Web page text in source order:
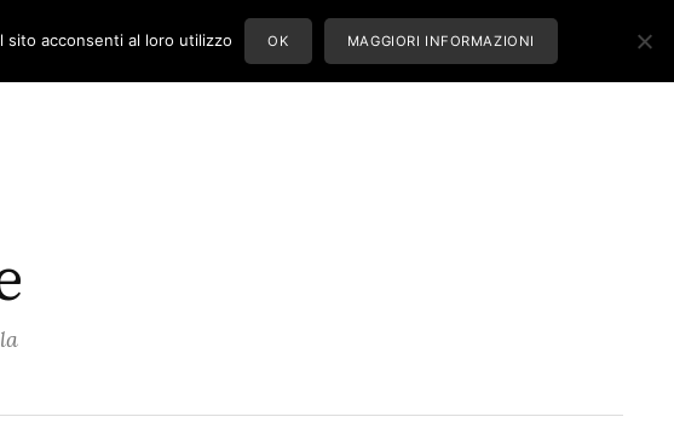
Ricerca
sito acconsenti al loro utilizzo OK MAGGIORI INFORMAZIONI